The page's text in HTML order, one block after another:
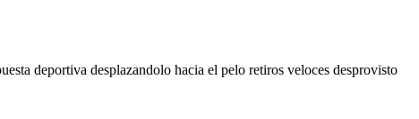
deportiva desplazandolo hacia el pelo retiros veloces desprovisto